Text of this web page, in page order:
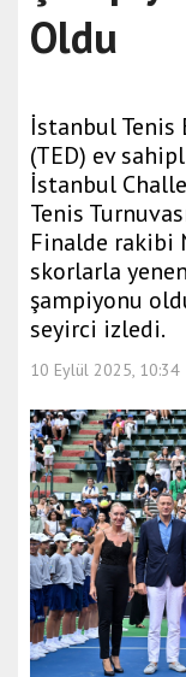
Oldu
İstanbul Tenis
(TED) ev
İstanbul
Tenis
Finalde rakibi
skorlarla
şampiyonu
seyirci izledi.
10 Eylül 2025, 10:34